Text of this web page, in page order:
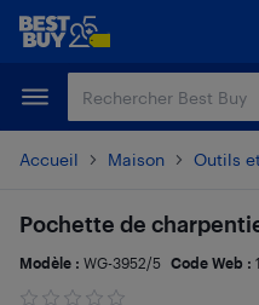
Passer
principal
Passer
Accueil Maison Outils
Pochette de
Modèle : WG-3952/5 Code Web :